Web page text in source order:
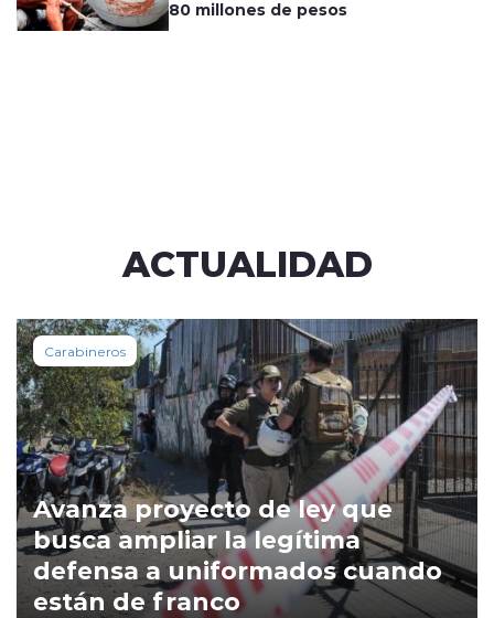
80 millones de pesos
ACTUALIDAD
Carabineros
Avanza proyecto de ley que
busca ampliar la legítima
defensa a uniformados cuando
están de franco